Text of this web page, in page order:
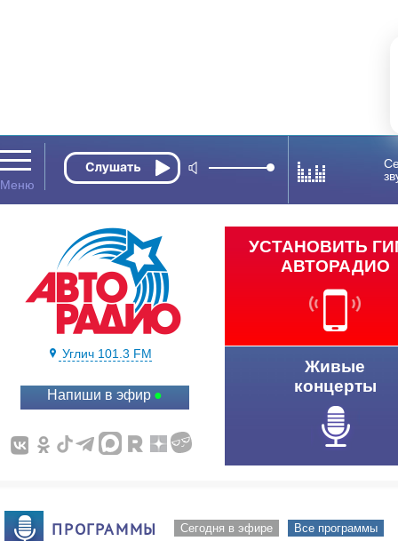
Углич 101.3 FM
Напиши в эфир
УСТАНОВИТЬ
АВТОРАДИО
Живые
концерты
ПРОГРАММЫ Сегодня в эфире Все программы